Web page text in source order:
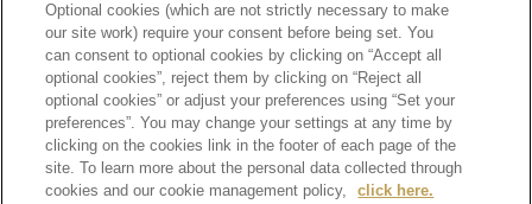
回到最上
Optional cookies (which are not strictly necessary to make
our site work) require your consent before being set. You
can consent to optional cookies by clicking on “Accept all
optional cookies”, reject them by clicking on “Reject all
optional cookies” or adjust your preferences using “Set your
preferences”. You may change your settings at any time by
clicking on the cookies link in the footer of each page of the
site. To learn more about the personal data collected through
cookies and our cookie management policy,
click here.